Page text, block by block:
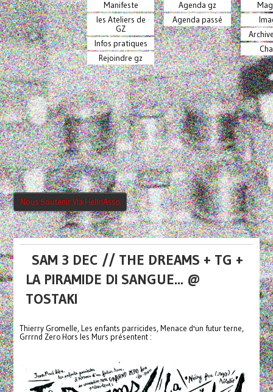
Manifeste
les Ateliers de
GZ
Infos pratiques
Rejoindre gz
Agenda gz
Agenda passé
Nous Soutenir Via HelloAsso
SAM 3 DEC // THE DREAMS + TG +
LA PIRAMIDE DI SANGUE... @
TOSTAKI
Thierry Gromelle, Les enfants parricides, Menace d'un futur terne,
Grrrnd Zero Hors les Murs présentent :